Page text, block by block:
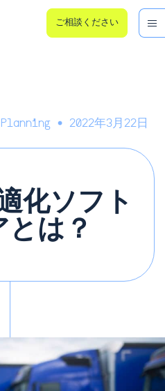
ご相談ください
• 2022年3月22日
化ソフト
は？